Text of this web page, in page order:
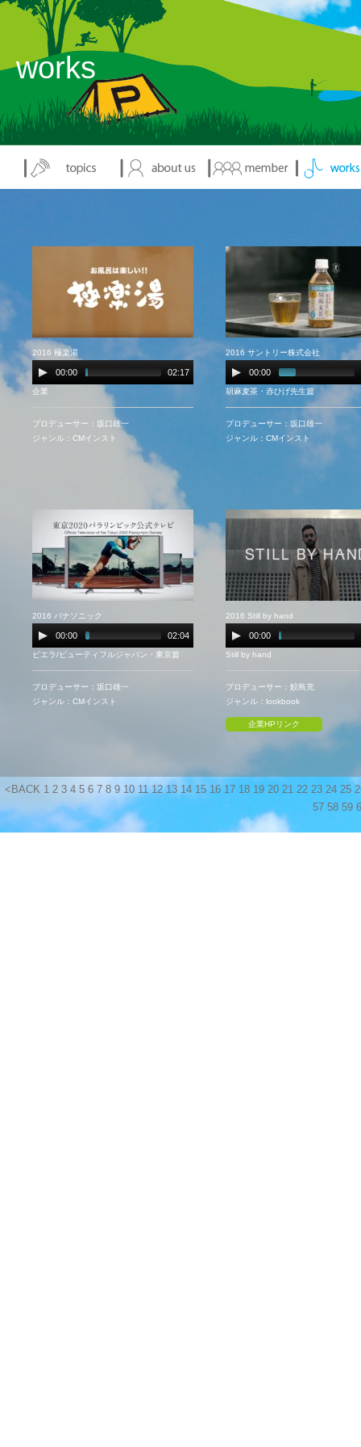
works
2016 極楽湯
00:00 02:17
企業
プロデューサー：坂口雄一
ジャンル：CMインスト
2016 サントリー株式会社
00:00
胡麻麦茶・赤ひげ先生篇
プロデューサー：坂口雄一
ジャンル：CMインスト
2016 パナソニック
00:00 02:04
ビエラ/ビューティフルジャパン・東京篇
プロデューサー：坂口雄一
ジャンル：CMインスト
2016 Still by hand
00:00
Still by hand
プロデューサー：鮫島充
ジャンル：lookbook
企業HPリンク
<BACK 1 2 3 4 5 6 7 8 9 10 11 12 13 14 15 16 17 18 19 20 21 22 23 24 25
57 58 59